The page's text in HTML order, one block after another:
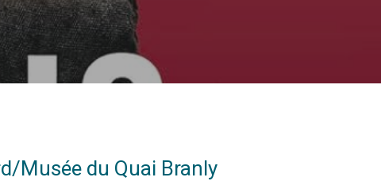
Musée du Quai Branly